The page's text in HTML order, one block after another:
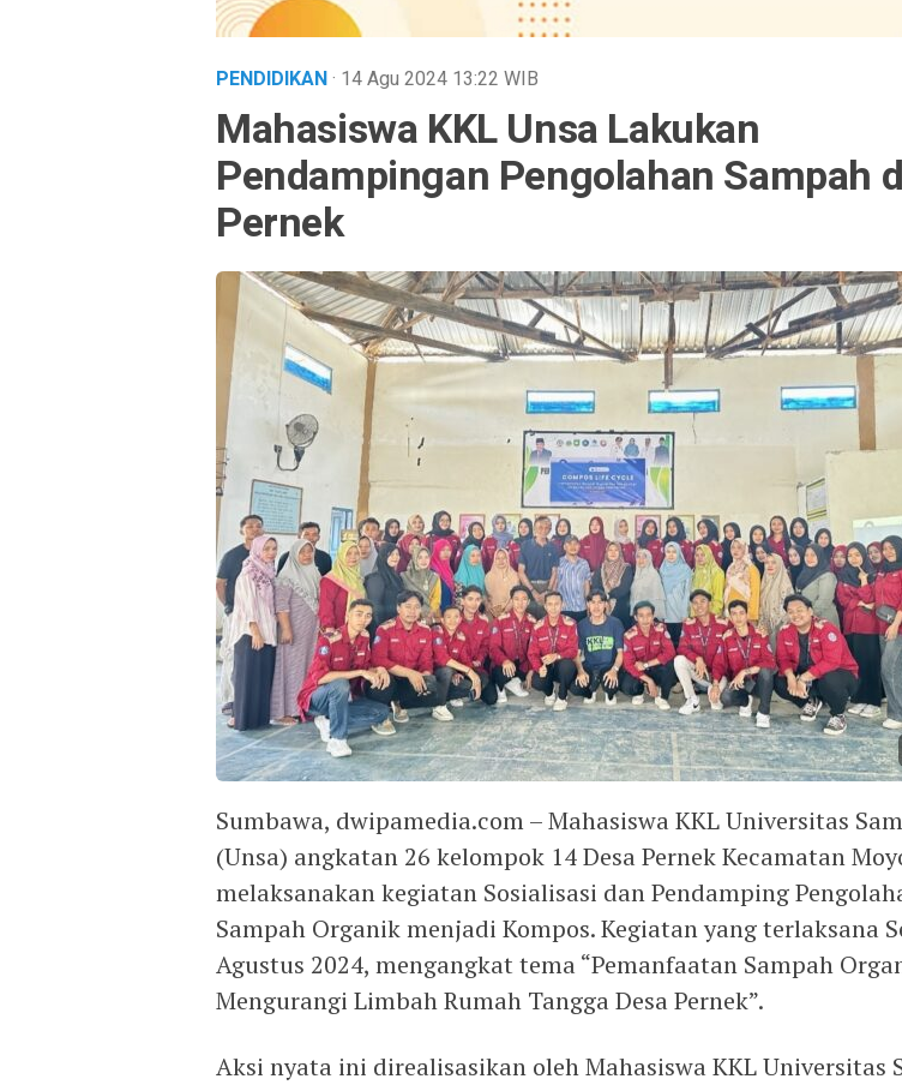
PENDIDIKAN· 14 Agu 2024 13:22 WIB
Mahasiswa KKL Unsa Lakukan
Pendampingan Pengolahan Sampah
Pernek
Sumbawa, dwipamedia.com – Mahasiswa KKL Universitas
(Unsa) angkatan 26 kelompok 14 Desa Pernek Kecamatan
melaksanakan kegiatan Sosialisasi dan Pendamping
Sampah Organik menjadi Kompos. Kegiatan yang terlaksana
Agustus 2024, mengangkat tema “Pemanfaatan Sampah
Mengurangi Limbah Rumah Tangga Desa Pernek”.
Aksi nyata ini direalisasikan oleh Mahasiswa KKL Universitas